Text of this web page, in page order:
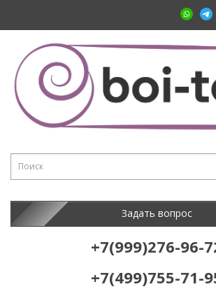
Задать вопрос
+7(999)276-96-
+7(499)755-71-